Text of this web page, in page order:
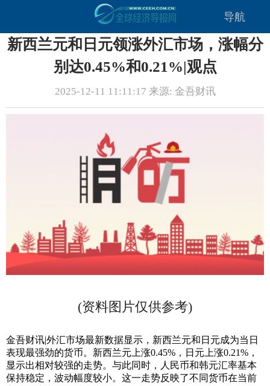
导航
新西兰元和日元领涨外汇市场，涨幅分
别达0.45%和0.21%|观点
2025-12-11 11:11:17 来源: 金吾财讯
(资料图片仅供参考)
金吾财讯|外汇市场最新数据显示，新西兰元和日元成为当日
表现最强劲的货币。新西兰元上涨0.45%，日元上涨0.21%，
显示出相对较强的走势。与此同时，人民币和韩元汇率基本
保持稳定，波动幅度较小。这一走势反映了不同货币在当前